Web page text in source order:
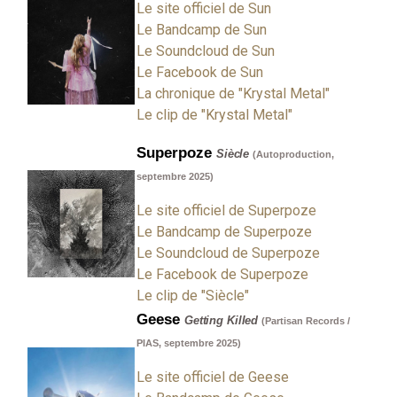
Le site officiel de Sun
Le Bandcamp de Sun
Le Soundcloud de Sun
Le Facebook de Sun
La chronique de "Krystal Metal"
Le clip de "Krystal Metal"
Superpoze Siècle(Autoproduction,
septembre 2025)
Le site officiel de Superpoze
Le Bandcamp de Superpoze
Le Soundcloud de Superpoze
Le Facebook de Superpoze
Le clip de "Siècle"
Geese Getting Killed(Partisan Records /
PIAS, septembre 2025)
Le site officiel de Geese